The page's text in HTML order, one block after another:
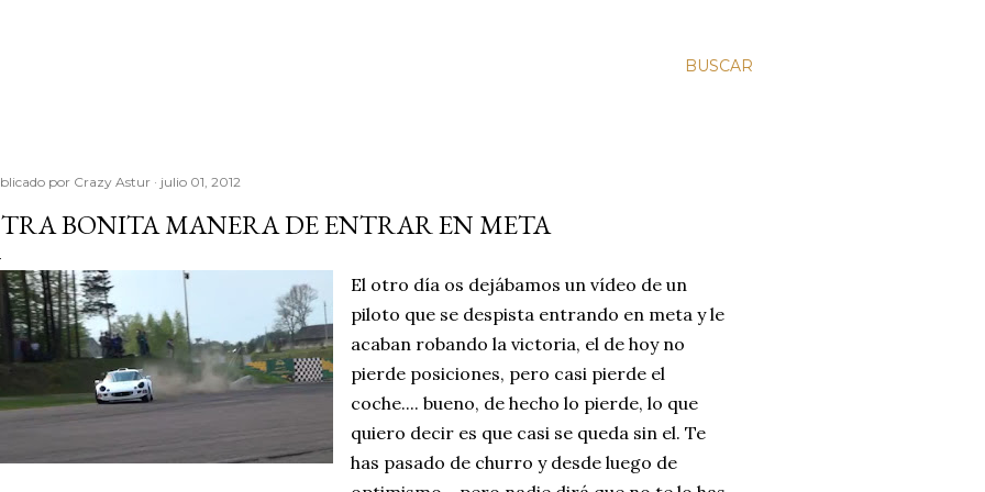
BUSCAR
por Crazy Astur julio 01, 2012
BONITA MANERA DE ENTRAR EN META
El otro día os dejábamos un vídeo de un
piloto que se despista entrando en meta y le
acaban robando la victoria, el de hoy no
pierde posiciones, pero casi pierde el
coche.... bueno, de hecho lo pierde, lo que
quiero decir es que casi se queda sin el. Te
has pasado de churro y desde luego de